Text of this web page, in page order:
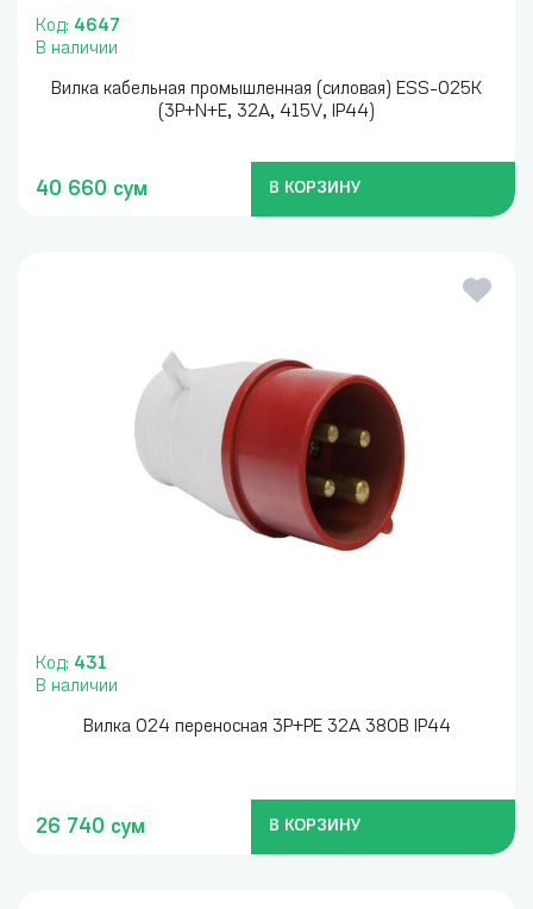
Код: 4647
В наличии
Вилка кабельная промышленная (силовая) ESS-025K
(3P+N+E, 32A, 415V, IP44)
40 660 сум В КОРЗИНУ
Код: 431
В наличии
Вилка 024 переносная 3P+PE 32А 380В IP44
26 740 сум В КОРЗИНУ